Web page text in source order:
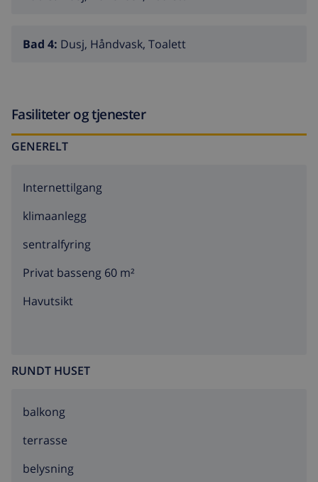
Bad 4: Dusj, Håndvask, Toalett
Fasiliteter og tjenester
GENERELT
Internettilgang
klimaanlegg
sentralfyring
Privat basseng 60 m²
Havutsikt
RUNDT HUSET
balkong
terrasse
belysning